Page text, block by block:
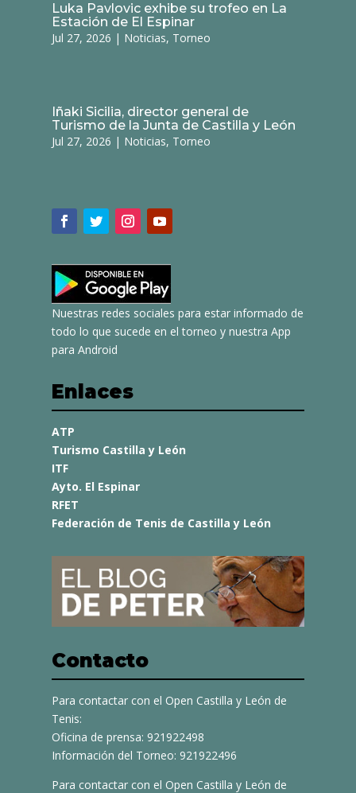
Luka Pavlovic exhibe su trofeo en La
Estación de El Espinar
Jul 27, 2026 | Noticias, Torneo
Iñaki Sicilia, director general de
Turismo de la Junta de Castilla y León
Jul 27, 2026 | Noticias, Torneo
Nuestras redes sociales para estar informado de
todo lo que sucede en el torneo y nuestra App
para Android
Enlaces
ATP
Turismo Castilla y León
ITF
Ayto. El Espinar
RFET
Federación de Tenis de Castilla y León
Contacto
Para contactar con el Open Castilla y León de
Tenis:
Oficina de prensa: 921922498
Información del Torneo: 921922496
Para contactar con el Open Castilla y León de